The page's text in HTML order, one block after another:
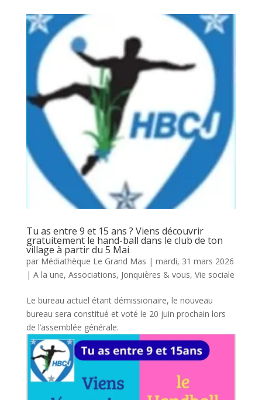
Tu as entre 9 et 15 ans ? Viens découvrir
gratuitement le hand-ball dans le club de ton
village à partir du 5 Mai
par Médiathèque Le Grand Mas | mardi, 31 mars 2026
| A la une, Associations, Jonquières & vous, Vie sociale
Le bureau actuel étant démissionaire, le nouveau
bureau sera constitué et voté le 20 juin prochain lors
de l’assemblée générale.